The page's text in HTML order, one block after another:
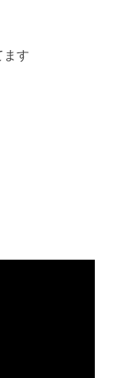
ます